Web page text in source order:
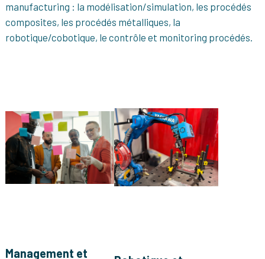
manufacturing : la modélisation/simulation, les procédés
composites, les procédés métalliques, la
robotique/cobotique, le contrôle et monitoring procédés.
Management et